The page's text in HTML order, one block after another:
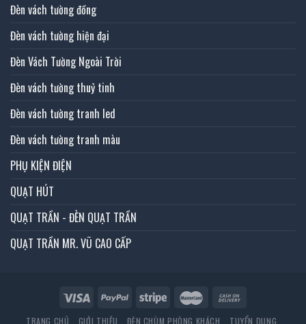
Đèn vách tường đồng
Đèn vách tường hiện đại
Đèn Vách Tường Ngoài Trời
Đèn vách tường thuỷ tinh
Đèn vách tường tranh led
Đèn vách tường tranh màu
PHỤ KIỆN ĐIỆN
QUẠT HÚT
QUẠT TRẦN - ĐÈN QUẠT TRẦN
QUẠT TRẦN MR. VŨ CAO CẤP
TRANG CHỦ GIỚI THIỆU ĐÈN CHÙM PHÒNG KHÁCH TUYỂN DỤNG